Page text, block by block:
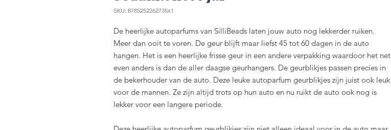
SKU: 8785252262735x1
De heerlijke autoparfums van SilliBeads laten jouw auto nog lekkerder ruiken.
Meer dan ooit te voren. De geur blijft maar liefst 45 tot 60 dagen in de auto
hangen. Het is een heerlijke frisse geur in een andere verpakking waardoor het net
even anders is dan de aller daagse geurhangers. De geurblikjes passen precies in
de bekerhouder van de auto. Deze leuke autoparfum geurblikjes zijn juist ook leuk
voor de mannen. Ze zijn altijd trots op hun auto en nu ruikt de auto ook nog is
lekker voor een langere periode.